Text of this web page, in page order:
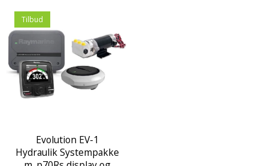
Tilbud
Evolution EV-1
Hydraulik Systempakke